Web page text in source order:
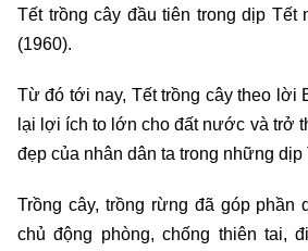
Tết trồng cây đầu tiên trong dịp Tết
(1960).
Từ đó tới nay, Tết trồng cây theo lời
lại lợi ích to lớn cho đất nước và trở
đẹp của nhân dân ta trong những dịp
Trồng cây, trồng rừng đã góp phần
chủ động phòng, chống thiên tai,